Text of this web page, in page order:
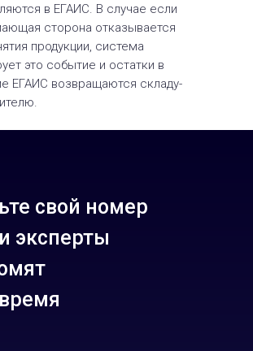
в ЕГАИС. В случае если
сторона отказывается
продукции, система
это событие и остатки в
ЕГАИС возвращаются складу-
свой номер
эксперты